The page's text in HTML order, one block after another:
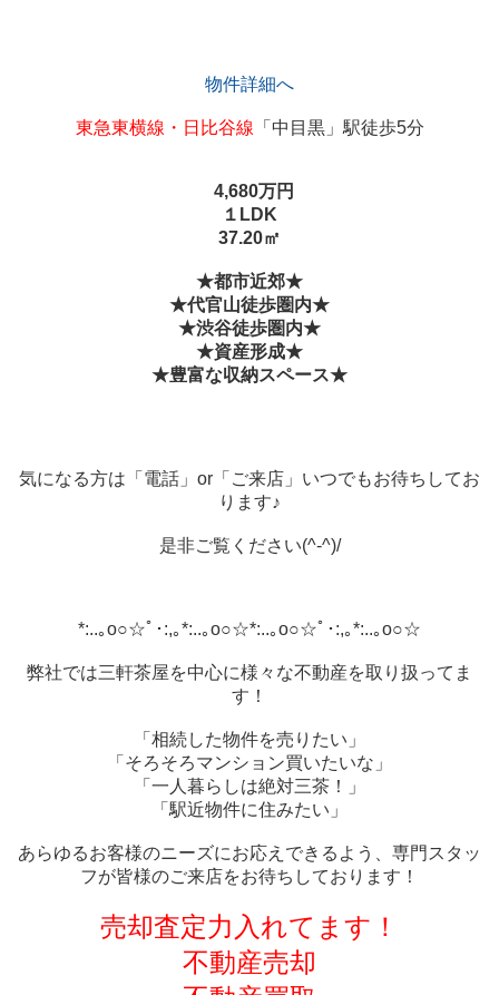
物件詳細へ
東急東横線・日比谷線 「中目黒」駅徒歩5分
4,680万円
１LDK
37.20㎡
★都市近郊★
★代官山徒歩圏内★
★渋谷徒歩圏内★
★資産形成★
★豊富な収納スペース★
気になる方は「電話」or「ご来店」いつでもお待ちしてお
ります♪
是非ご覧ください(^-^)/
*:..｡o○☆ﾟ･:,｡*:..｡o○☆*:..｡o○☆ﾟ･:,｡*:..｡o○☆
弊社では三軒茶屋を中心に様々な不動産を取り扱ってま
す！
「相続した物件を売りたい」
「そろそろマンション買いたいな」
「一人暮らしは絶対三茶！」
「駅近物件に住みたい」
あらゆるお客様のニーズにお応えできるよう、専門スタッ
フが皆様のご来店をお待ちしております！
売却査定力 入れてます！
不動産売却